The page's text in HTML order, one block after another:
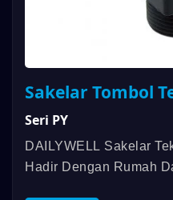
Sakelar Tombol
Seri PY
DAILYWELL Sakelar
Hadir Dengan Rumah